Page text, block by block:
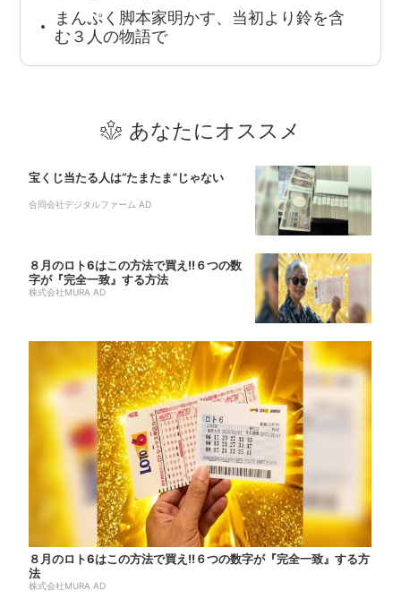
まんぷく脚本家明かす、当初より鈴を含
む３人の物語で
あなたにオススメ
宝くじ当たる人は“たまたま”じゃない
合同会社デジタルファーム AD
８月のロト6はこの方法で買え!!６つの数
字が『完全一致』する方法
株式会社MURA AD
８月のロト6はこの方法で買え!!６つの数字が『完全一致』する方
法
株式会社MURA AD